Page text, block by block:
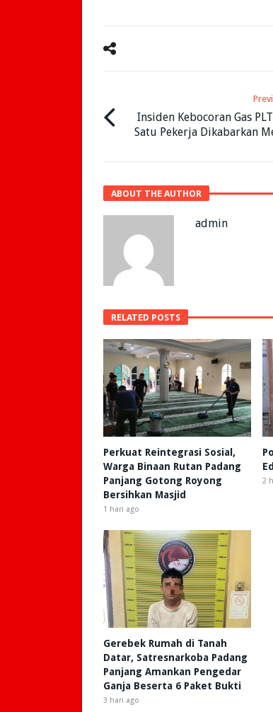
Insiden Kebocoran Gas
Satu Pekerja Dikabarkan
ABOUT THE AUTHOR
admin
RELATED POSTS
Perkuat Reintegrasi Sosial,
Warga Binaan Rutan Padang
Panjang Gotong Royong
Bersihkan Masjid
1 hari ago
2
Gerebek Rumah di Tanah
Datar, Satresnarkoba Padang
Panjang Amankan Pengedar
Ganja Beserta 6 Paket Bukti
3 hari ago